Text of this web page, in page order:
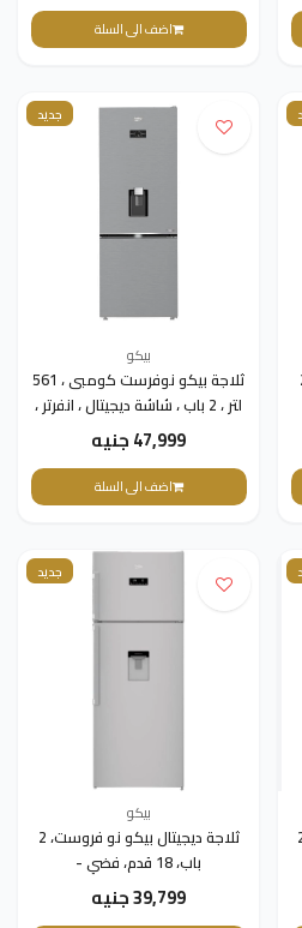
اضف الى السلة
، 2
جديد
بيكو
ثلاجة بيكو نوفرست كومبى ، 561
لتر ، 2 باب ، شاشة ديجيتال ، انفرتر ،
ديسبينسر ، سيلفر ،
B5RCNE565HXPE
47,999 جنيه
اضف الى السلة
،408 لتر ، 2
جديد
بيكو
ثلاجة ديجيتال بيكو نو فروست، 2
باب، 18 قدم، فضي -
RDNE500E12DS
39,799 جنيه